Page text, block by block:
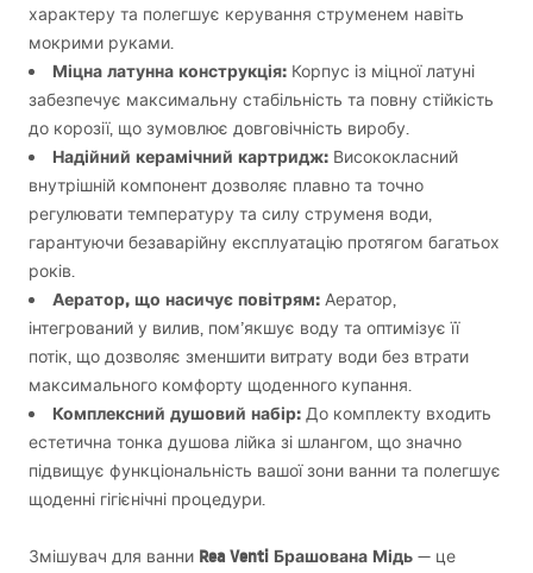
характеру та полегшує керування струменем навіть
мокрими руками.
Міцна латунна конструкція: Корпус із міцної латуні
забезпечує максимальну стабільність та повну стійкість
до корозії, що зумовлює довговічність виробу.
Надійний керамічний картридж: Висококласний
внутрішній компонент дозволяє плавно та точно
регулювати температуру та силу струменя води,
гарантуючи безаварійну експлуатацію протягом багатьох
років.
Аератор, що насичує повітрям: Аератор,
інтегрований у вилив, пом’якшує воду та оптимізує її
потік, що дозволяє зменшити витрату води без втрати
максимального комфорту щоденного купання.
Комплексний душовий набір: До комплекту входить
естетична тонка душова лійка зі шлангом, що значно
підвищує функціональність вашої зони ванни та полегшує
щоденні гігієнічні процедури.
Змішувач для ванни Rea Venti Брашована Мідь — це